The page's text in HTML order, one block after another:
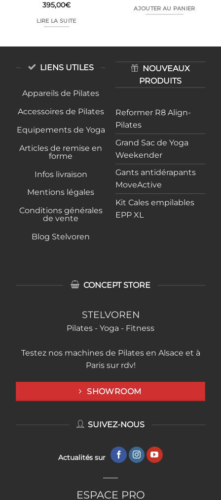
395,00€
LIRE LA SUITE
AJOUTER AU PANIER
LIENS UTILES
Appareils de Pilates
Accessoires de Pilates
Equipements de Yoga
Articles de remise en
forme
Infos livraison
Mentions légales
Conditions générales
de vente
Blog Stelvoren
NOUVEAUX
PRODUITS
Reformer R8 Align-
Pilates
Grand Sac de Yoga
Weekender
Gants antidérapants
MoveActive
Kit Cales empilables
EPP XL
CONCEPT STORE
STELVOREN
Pilates - Yoga - Fitness
Testez nos machines de Pilates en Alsace et à
Paris sur rdv!
SHOWROOM
SUIVEZ-NOUS
Actualités sur
ESPACE PRO